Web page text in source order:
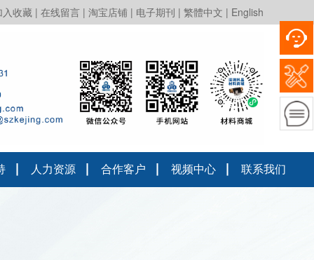
验装备、锂电池生产中试
入收藏 | 在线留言 | 淘宝店铺 | 电子期刊 | 繁體中文 | English
人力资源 合作客户 视频中心 联系我们